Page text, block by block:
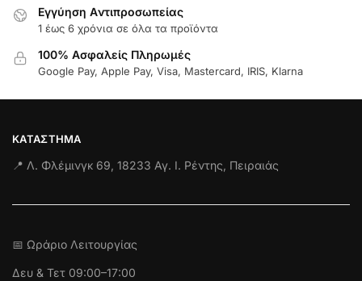
Εγγύηση Aντιπροσωπείας
1 έως 6 χρόνια σε όλα τα προϊόντα
100% Ασφαλείς Πληρωμές
Google Pay, Apple Pay, Visa, Mastercard, IRIS, Klarna
ΚΑΤΆΣΤΗΜΑ
📍 Λ. Φλέμινγκ 69, 18233 Αγ. Ι. Ρέντης, Πειραιάς
📅 Ωράριο Λειτουργίας
Δευ & Τετ 09:00–17:00